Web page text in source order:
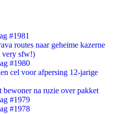
#1981
routes naar geheime kazerne
very sfw!)
#1980
cel voor afpersing 12-jarige
bewoner na ruzie over pakket
#1979
#1978